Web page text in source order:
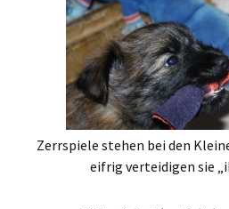
Zerrspiele stehen bei den
eifrig verteidigen sie